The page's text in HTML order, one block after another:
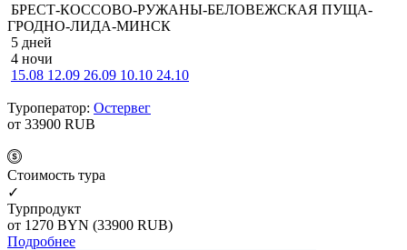
БРЕСТ-КОССОВО-РУЖАНЫ-БЕЛОВЕЖСКАЯ ПУЩА-
ГРОДНО-ЛИДА-МИНСК
5 дней
4 ночи
15.08 12.09 26.09 10.10 24.10
Туроператор: Остервег
от 33900 RUB
Cтоимость тура
✓
Турпродукт
от 1270 BYN (33900 RUB)
Подробнее